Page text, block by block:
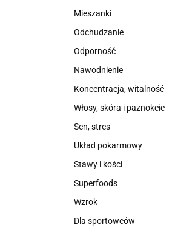
Mieszanki
Odchudzanie
Odporność
Nawodnienie
Koncentracja, witalność
Włosy, skóra i paznokcie
Sen, stres
Układ pokarmowy
Stawy i kości
Superfoods
Wzrok
Dla sportowców